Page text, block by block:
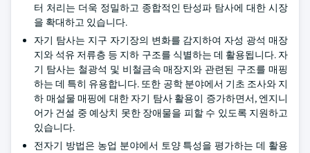
터 처리는 더욱 정밀하고 종합적인 탄성파 탐사에 대한 시장
을 확대하고 있습니다.
자기 탐사는 지구 자기장의 변화를 감지하여 자성 광석 매장
지와 석유 저류층 등 지하 구조를 식별하는 데 활용됩니다. 자
기 탐사는 철광석 및 비철금속 매장지와 관련된 구조를 매핑
하는 데 특히 유용합니다. 또한 공학 분야에서 기초 조사와 지
하 매설물 매핑에 대한 자기 탐사 활용이 증가하면서, 엔지니
어가 건설 중 예상치 못한 장애물을 피할 수 있도록 지원하고
있습니다.
전자기 방법은 농업 분야에서 토양 특성을 평가하는 데 활용